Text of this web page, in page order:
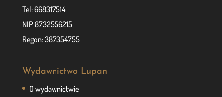
Tel: 668317514
NIP 8732556215
Regon: 387354755
Wydawnictwo Lupan
O wydawnictwie